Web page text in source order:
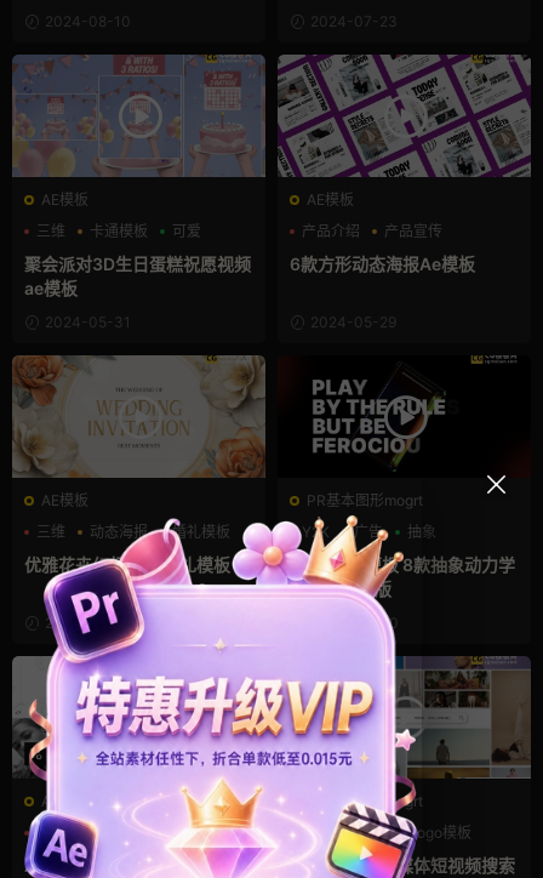
2024-08-10 2024-07-23
AE模板
三维
卡通模板 可爱
聚会派对3D生日蛋糕祝愿视频
ae模板
2024-05-31
AE模板
产品介绍
产品宣传
产品展示
6款方形动态海报Ae模板
2024-05-29
AE模板
三维
动态海报 婚礼模板
优雅花卉幻灯片ae婚礼模板
2024-05-18
PR基本图形mogrt
Y2K
广告 抽象
Premiere模板 8款抽象动力学
玻璃文字排版
2024-03-20
AE模板
作品集
卡点模板 嘻哈
AE快闪模板 卡点快剪重拍快
PR基本图形mogrt
LOGO动画
pr logo模板
分屏模板
pr片头模板 自媒体短视频搜索